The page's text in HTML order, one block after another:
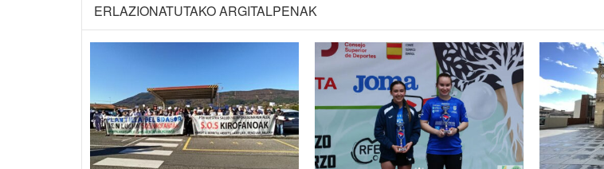
ERLAZIONATUTAKO ARGITALPENAK